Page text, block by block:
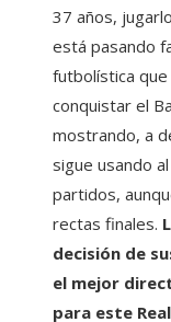
37 años,
está pasando
futbolística
conquistar el
mostrando, a
sigue usando
partidos,
rectas finales.
decisión de
el mejor
para este